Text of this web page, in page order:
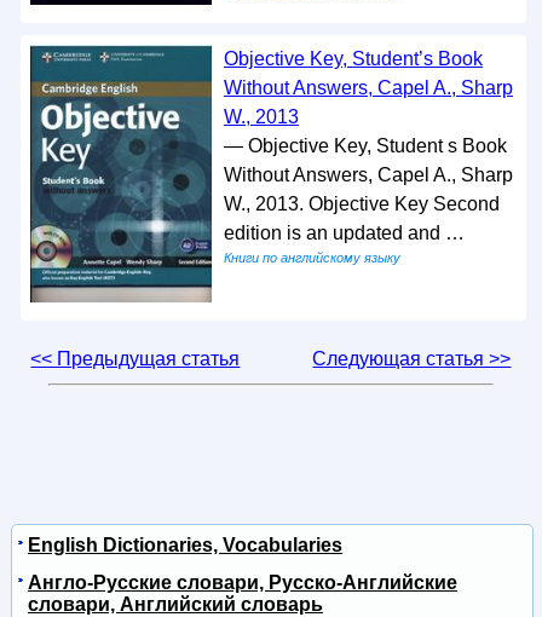
Objective Key, Student’s Book
Without Answers, Capel A., Sharp
W., 2013
— Objective Key, Student s Book
Without Answers, Capel A., Sharp
W., 2013. Objective Key Second
edition is an updated and …
Книги по английскому языку
<< Предыдущая статья Следующая статья >>
English Dictionaries, Vocabularies
Англо-Русские словари, Русско-Английские
словари, Английский словарь